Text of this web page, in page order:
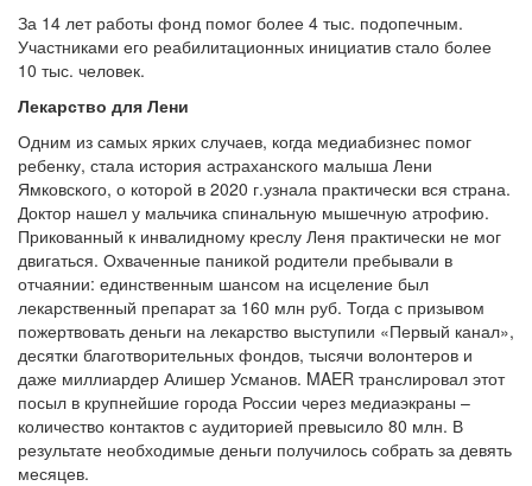
За 14 лет работы фонд помог более 4 тыс. подопечным.
Участниками его реабилитационных инициатив стало более
10 тыс. человек.
Лекарство для Лени
Одним из самых ярких случаев, когда медиабизнес помог
ребенку, стала история астраханского малыша Лени
Ямковского, о которой в 2020 г.узнала практически вся страна.
Доктор нашел у мальчика спинальную мышечную атрофию.
Прикованный к инвалидному креслу Леня практически не мог
двигаться. Охваченные паникой родители пребывали в
отчаянии: единственным шансом на исцеление был
лекарственный препарат за 160 млн руб. Тогда с призывом
пожертвовать деньги на лекарство выступили «Первый канал»,
десятки благотворительных фондов, тысячи волонтеров и
даже миллиардер Алишер Усманов. MAER транслировал этот
посыл в крупнейшие города России через медиаэкраны –
количество контактов с аудиторией превысило 80 млн. В
результате необходимые деньги получилось собрать за девять
месяцев.